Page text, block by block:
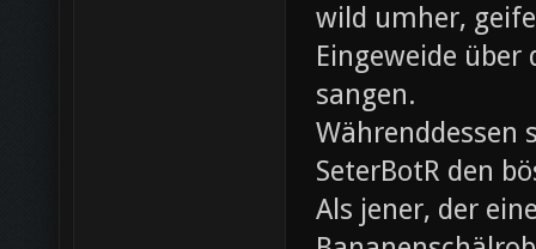
wild umher,
Eingeweide
sangen.
Währenddessen
SeterBotR den
Als jener, der